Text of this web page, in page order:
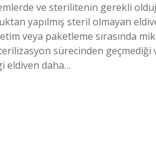
ve sterilitenin gerekli
yapılmış steril olmayan
veya paketleme sırasında
sürecinden geçmediği
eldiven daha…